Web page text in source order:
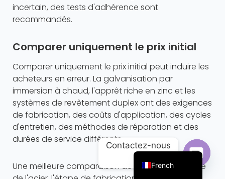
incertain, des tests d'adhérence sont
recommandés.
Comparer uniquement le prix initial
Comparer uniquement le prix initial peut induire les
acheteurs en erreur. La galvanisation par
immersion à chaud, l'apprêt riche en zinc et les
systèmes de revêtement duplex ont des exigences
de fabrication, des coûts d'application, des cycles
d'entretien, des méthodes de réparation et des
durées de service différents.
Une meilleure comparaison devrait inclure la taille
French
English
Russian
Arabic
Portuguese
Contactez-nous
Ouvrir